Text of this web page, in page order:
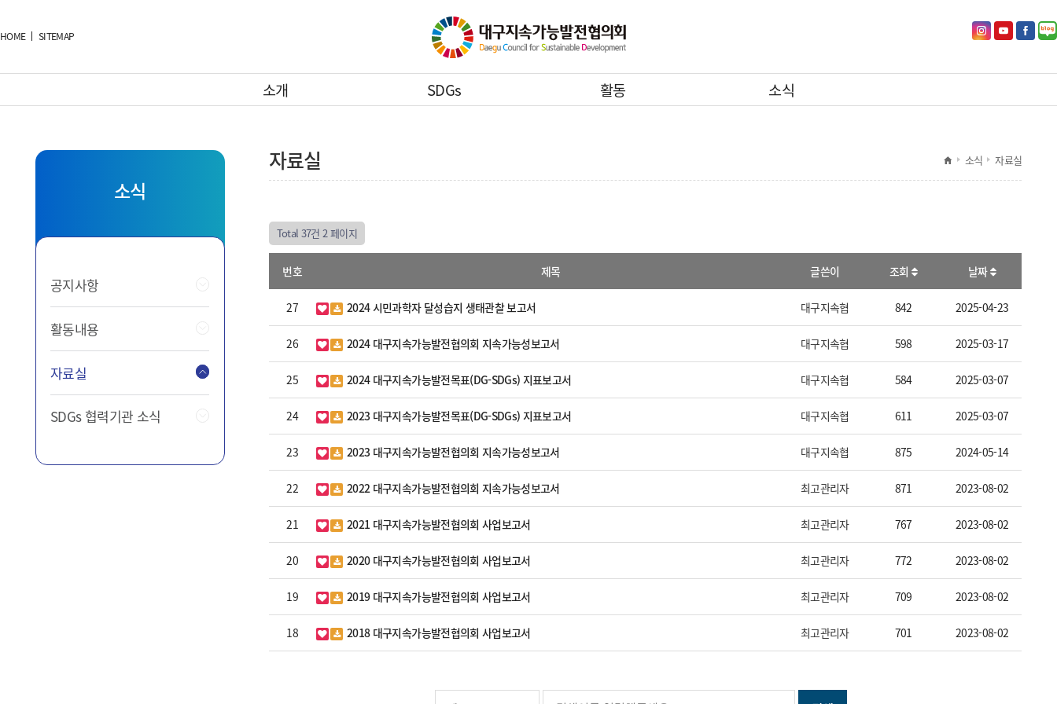
HOME SITEMAP
그
램
바
로
가
기
바
로
가
기
소개 SDGs 활동 소식
소식
공지사항
활동내용
자료실
SDGs 협력기관 소식
자료실 소식 자료실
Total 37건 2 페이지
번호 제목 글쓴이 조회 날짜
27 2024 시민과학자 달성습지 생태관찰 보고서 대구지속협 842 2025-04-23
26 2024 대구지속가능발전협의회 지속가능성보고서 대구지속협 598 2025-03-17
25 2024 대구지속가능발전목표(DG-SDGs) 지표보고서 대구지속협 584 2025-03-07
24 2023 대구지속가능발전목표(DG-SDGs) 지표보고서 대구지속협 611 2025-03-07
23 2023 대구지속가능발전협의회 지속가능성보고서 대구지속협 875 2024-05-14
22 2022 대구지속가능발전협의회 지속가능성보고서 최고관리자 871 2023-08-02
21 2021 대구지속가능발전협의회 사업보고서 최고관리자 767 2023-08-02
20 2020 대구지속가능발전협의회 사업보고서 최고관리자 772 2023-08-02
19 2019 대구지속가능발전협의회 사업보고서 최고관리자 709 2023-08-02
18 2018 대구지속가능발전협의회 사업보고서 최고관리자 701 2023-08-02